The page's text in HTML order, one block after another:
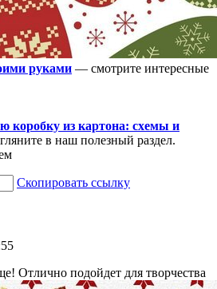
руками — смотрите интересные
коробку из картона: схемы и
в наш полезный раздел.
Скопировать ссылку
Отлично подойдет для творчества